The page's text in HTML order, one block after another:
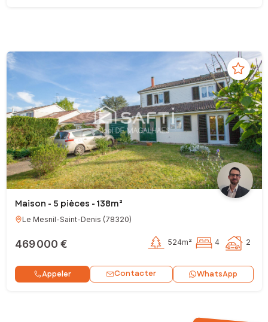
Maison - 5 pièces - 138m²
Le Mesnil-Saint-Denis (78320)
469 000 € 524m² 4 2
Appeler Contacter WhatsApp